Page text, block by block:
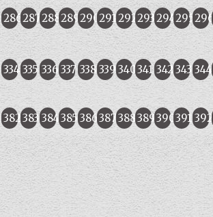
286287288289290291 292293294295296
334 335 336 337 338 339 340341 342 343 344
382383 384385 386387388389390391 392